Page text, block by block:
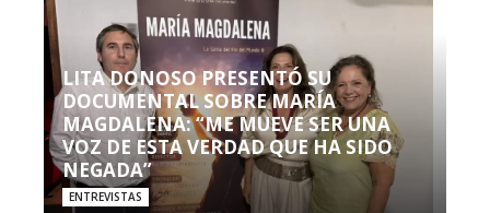
LITA DONOSO PRESENTÓ SU
DOCUMENTAL SOBRE MARÍA
MAGDALENA: “ME MUEVE SER UNA
VOZ DE ESTA VERDAD QUE HA SIDO
NEGADA”
ENTREVISTAS